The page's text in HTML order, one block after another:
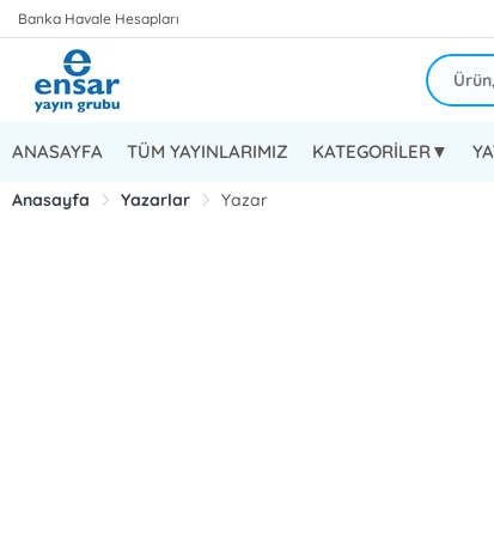
Banka Havale Hesapları
ANASAYFA TÜM YAYINLARIMIZ KATEGORİLER▼
Anasayfa Yazarlar Yazar